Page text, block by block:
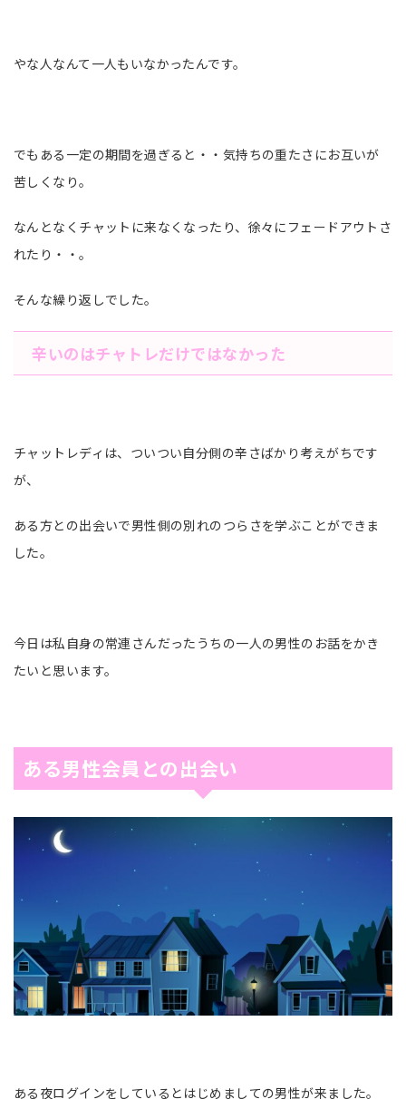
やな人なんて一人もいなかったんです。
でもある一定の期間を過ぎると・・気持ちの重たさにお互いが
苦しくなり。
なんとなくチャットに来なくなったり、徐々にフェードアウトさ
れたり・・。
そんな繰り返しでした。
辛いのはチャトレだけではなかった
チャットレディは、ついつい自分側の辛さばかり考えがちです
が、
ある方との出会いで男性側の別れのつらさを学ぶことができま
した。
今日は私自身の常連さんだったうちの一人の男性のお話をかき
たいと思います。
ある男性会員との出会い
ある夜ログインをしているとはじめましての男性が来ました。